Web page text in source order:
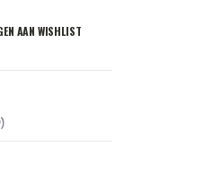
AAN WISHLIST